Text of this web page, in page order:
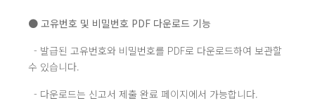
● 고유번호 및 비밀번호 PDF 다운로드 기능
- 발급된 고유번호와 비밀번호를 PDF로 다운로드하여 보관할
수 있습니다.
- 다운로드는 신고서 제출 완료 페이지에서 가능합니다.